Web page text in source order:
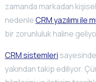
zamanda markadan
nedenleCRM yazılımı
bir zorunluluk haline
CRM sistemleri
yakından takip ediliyor.